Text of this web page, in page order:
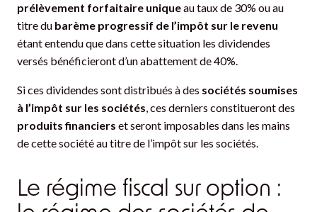
prélèvement forfaitaire uniqueau taux de 30% ou au
titre du barème progressif de l’impôt sur le revenu
étant entendu que dans cette situation les dividendes
versés bénéficieront d’un abattement de 40%.
Si ces dividendes sont distribués à des sociétés soumises
à l’impôt sur les sociétés, ces derniers constitueront des
produits financiers et seront imposables dans les mains
de cette société au titre de l’impôt sur les sociétés.
Le régime fiscal sur option :